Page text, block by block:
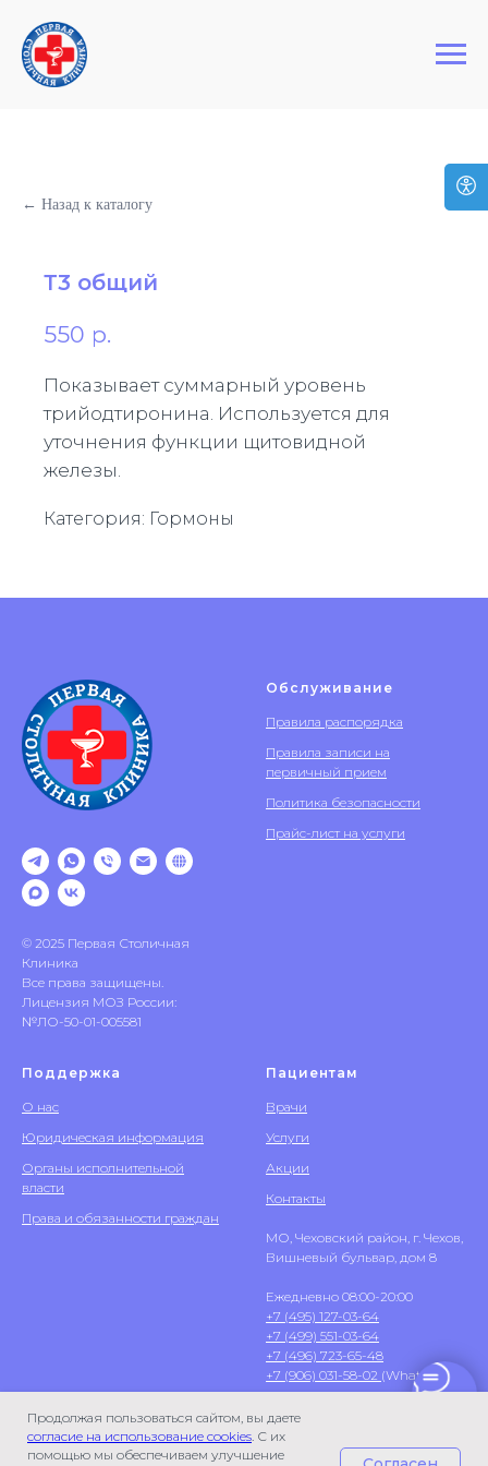
Первая Столичная Клиника
Продолжая пользоваться сайтом, вы даете
согласие на использование cookies. С их
помощью мы обеспечиваем улучшение
← Назад к каталогу
Т3 общий
550 р.
Показывает суммарный уровень
трийодтиронина. Используется для
уточнения функции щитовидной
железы.
Категория: Гормоны
© 2025 Первая Столичная
Клиника
Все права защищены.
Лицензия МОЗ России:
№ЛО-50-01-005581
Обслуживание
Правила распорядка
Правила записи на
первичный прием
Политика безопасности
Прайс-лист на услуги
Поддержка
О нас
Юридическая информация
Органы исполнительной
власти
Права и обязанности граждан
Пациентам
Врачи
Услуги
Акции
Контакты
МО, Чеховский район, г. Чехов,
Вишневый бульвар, дом 8
Ежедневно 08:00-20:00
+7 (495) 127-03-64
+7 (499) 551-03-64
+7 (496) 723-65-48
+7 (906) 031-58-02 (WhatsApp)